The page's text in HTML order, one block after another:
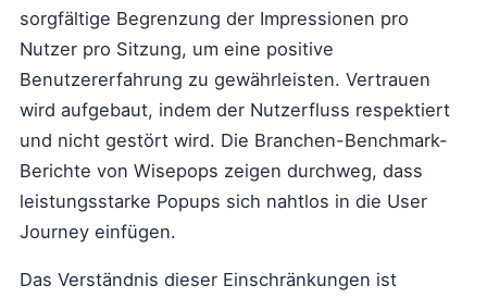
sorgfältige Begrenzung der Impressionen pro
Nutzer pro Sitzung, um eine positive
Benutzererfahrung zu gewährleisten. Vertrauen
wird aufgebaut, indem der Nutzerfluss respektiert
und nicht gestört wird. Die Branchen-Benchmark-
Berichte von Wisepops zeigen durchweg, dass
leistungsstarke Popups sich nahtlos in die User
Journey einfügen.
Das Verständnis dieser Einschränkungen ist